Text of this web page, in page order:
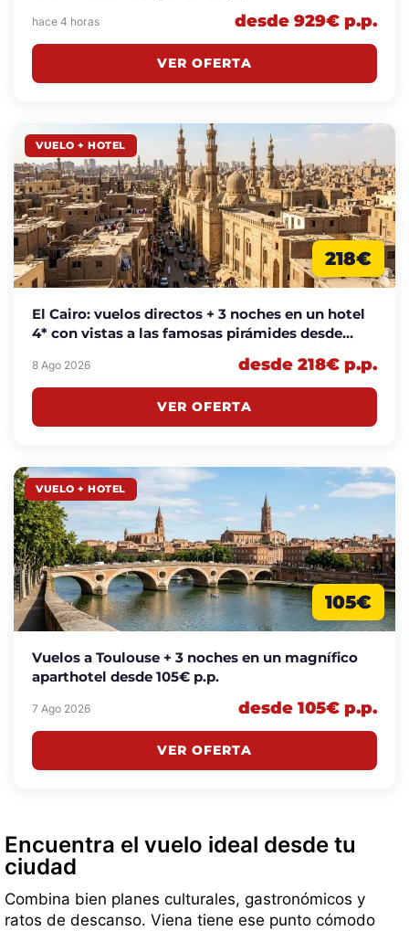
hace 4 horas desde 929€ p.p.
VER OFERTA
VUELO + HOTEL
218€
El Cairo: vuelos directos + 3 noches en un hotel
4* con vistas a las famosas pirámides desde
8 Ago 2026 desde 218€ p.p.
VER OFERTA
VUELO + HOTEL
105€
Vuelos a Toulouse + 3 noches en un magnífico
aparthotel desde 105€ p.p.
7 Ago 2026 desde 105€ p.p.
VER OFERTA
Encuentra el vuelo ideal desde tu
ciudad
Combina bien planes culturales, gastronómicos y
ratos de descanso. Viena tiene ese punto cómodo